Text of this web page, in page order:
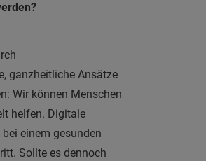
ganzheitliche Ansätze
Wir können Menschen
helfen. Digitale
einem gesunden
Sollte es dennoch